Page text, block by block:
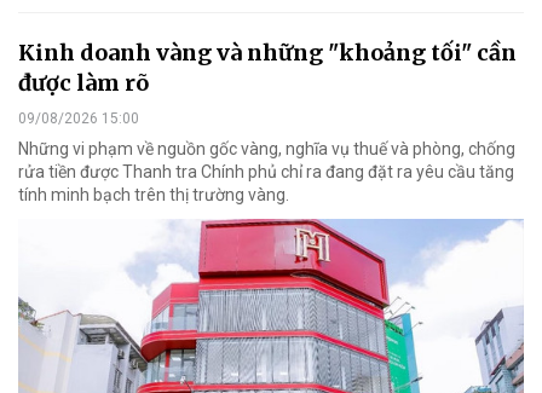
Kinh doanh vàng và những "khoảng tối" cần
được làm rõ
09/08/2026 15:00
Những vi phạm về nguồn gốc vàng, nghĩa vụ thuế và phòng, chống
rửa tiền được Thanh tra Chính phủ chỉ ra đang đặt ra yêu cầu tăng
tính minh bạch trên thị trường vàng.